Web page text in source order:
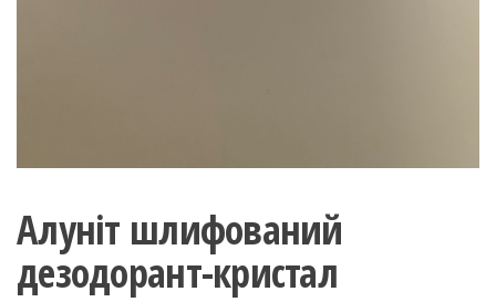
Алуніт шлифований
дезодорант-кристал